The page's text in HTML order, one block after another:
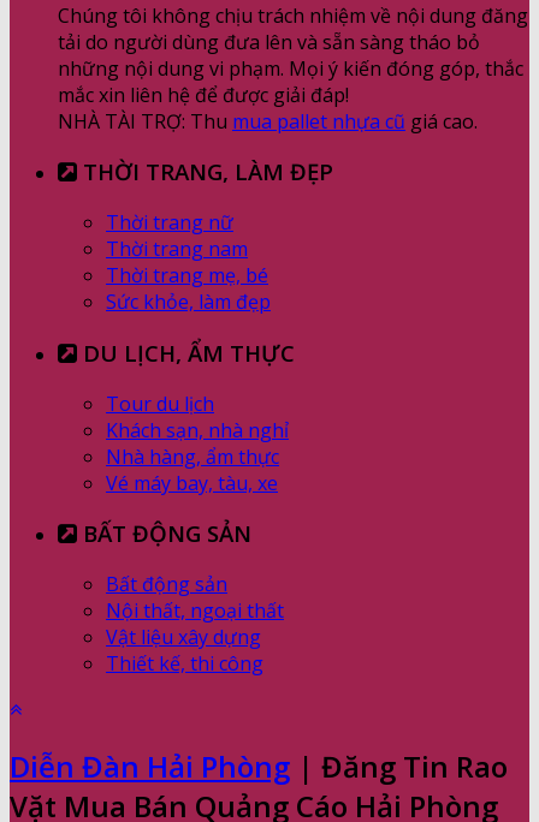
Chúng tôi không chịu trách nhiệm về nội dung đăng
tải do người dùng đưa lên và sẵn sàng tháo bỏ
những nội dung vi phạm. Mọi ý kiến đóng góp, thắc
mắc xin liên hệ để được giải đáp!
NHÀ TÀI TRỢ: Thu mua pallet nhựa cũ giá cao.
THỜI TRANG, LÀM ĐẸP
Thời trang nữ
Thời trang nam
Thời trang mẹ, bé
Sức khỏe, làm đẹp
DU LỊCH, ẨM THỰC
Tour du lịch
Khách sạn, nhà nghỉ
Nhà hàng, ẩm thực
Vé máy bay, tàu, xe
BẤT ĐỘNG SẢN
Bất động sản
Nội thất, ngoại thất
Vật liệu xây dựng
Thiết kế, thi công
Diễn Đàn Hải Phòng | Đăng Tin Rao
Vặt Mua Bán Quảng Cáo Hải Phòng